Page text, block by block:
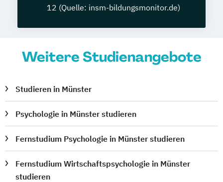
12 (Quelle: insm-bildungsmonitor.de)
Weitere Studienangebote
Studieren in Münster
Psychologie in Münster studieren
Fernstudium Psychologie in Münster studieren
Fernstudium Wirtschaftspsychologie in Münster
studieren